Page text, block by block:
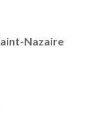
Nazaire